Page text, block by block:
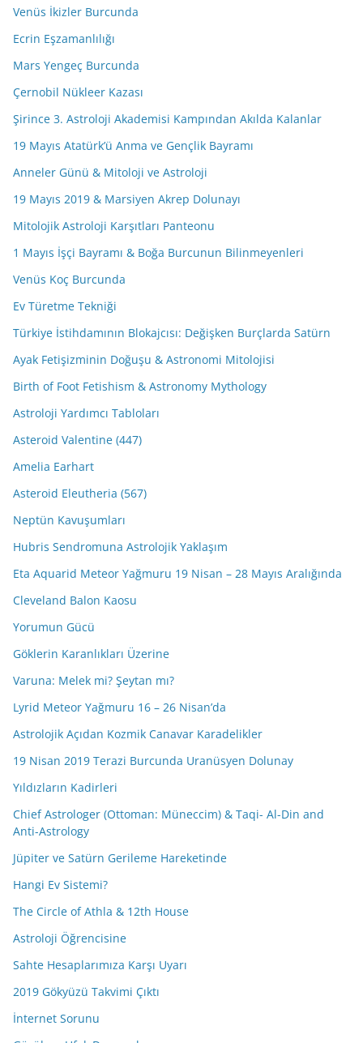
Venüs İkizler Burcunda
Ecrin Eşzamanlılığı
Mars Yengeç Burcunda
Çernobil Nükleer Kazası
Şirince 3. Astroloji Akademisi Kampından Akılda Kalanlar
19 Mayıs Atatürk’ü Anma ve Gençlik Bayramı
Anneler Günü & Mitoloji ve Astroloji
19 Mayıs 2019 & Marsiyen Akrep Dolunayı
Mitolojik Astroloji Karşıtları Panteonu
1 Mayıs İşçi Bayramı & Boğa Burcunun Bilinmeyenleri
Venüs Koç Burcunda
Ev Türetme Tekniği
Türkiye İstihdamının Blokajcısı: Değişken Burçlarda Satürn
Ayak Fetişizminin Doğuşu & Astronomi Mitolojisi
Birth of Foot Fetishism & Astronomy Mythology
Astroloji Yardımcı Tabloları
Asteroid Valentine (447)
Amelia Earhart
Asteroid Eleutheria (567)
Neptün Kavuşumları
Hubris Sendromuna Astrolojik Yaklaşım
Eta Aquarid Meteor Yağmuru 19 Nisan – 28 Mayıs Aralığında
Cleveland Balon Kaosu
Yorumun Gücü
Göklerin Karanlıkları Üzerine
Varuna: Melek mi? Şeytan mı?
Lyrid Meteor Yağmuru 16 – 26 Nisan’da
Astrolojik Açıdan Kozmik Canavar Karadelikler
19 Nisan 2019 Terazi Burcunda Uranüsyen Dolunay
Yıldızların Kadirleri
Chief Astrologer (Ottoman: Müneccim) & Taqi- Al-Din and
Anti-Astrology
Jüpiter ve Satürn Gerileme Hareketinde
Hangi Ev Sistemi?
The Circle of Athla & 12th House
Astroloji Öğrencisine
Sahte Hesaplarımıza Karşı Uyarı
2019 Gökyüzü Takvimi Çıktı
İnternet Sorunu